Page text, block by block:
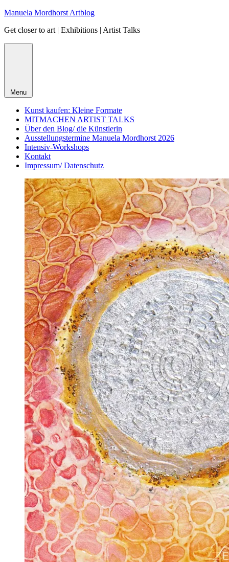
Skip
content
Manuela Mordhorst Artblog
Get closer to art | Exhibitions | Artist Talks
Menu
Kunst kaufen: Kleine Formate
MITMACHEN ARTIST TALKS
Über den Blog/ die Künstlerin
Ausstellungstermine Manuela Mordhorst 2026
Intensiv-Workshops
Kontakt
Impressum/ Datenschutz